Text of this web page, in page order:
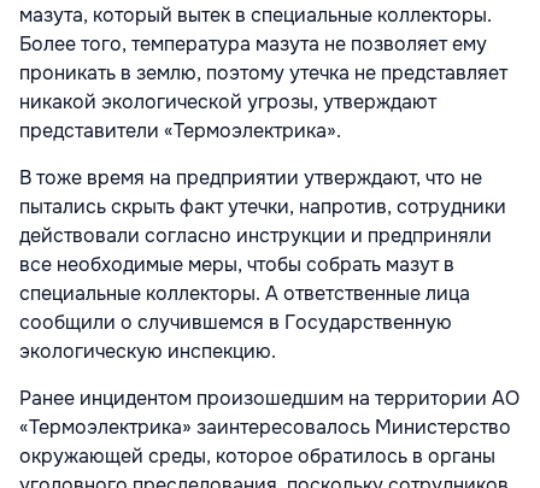
мазута, который вытек в специальные коллекторы.
Более того, температура мазута не позволяет ему
проникать в землю, поэтому утечка не представляет
никакой экологической угрозы, утверждают
представители «Термоэлектрика».
В тоже время на предприятии утверждают, что не
пытались скрыть факт утечки, напротив, сотрудники
действовали согласно инструкции и предприняли
все необходимые меры, чтобы собрать мазут в
специальные коллекторы. А ответственные лица
сообщили о случившемся в Государственную
экологическую инспекцию.
Ранее инцидентом произошедшим на территории АО
«Термоэлектрика» заинтересовалось Министерство
окружающей среды, которое обратилось в органы